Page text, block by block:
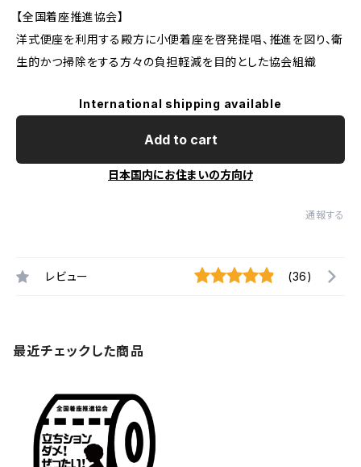
【全国着座推進協会】
洋式便座を利用する殿方に小便着座を啓発提唱、推進を図り、衛
生的かつ掃除をする方々の負担軽減を目的とした協会組織
International shipping available
Add to cart
日本国内にお住まいの方向け
通報する
レビュー (36)
最近チェックした商品